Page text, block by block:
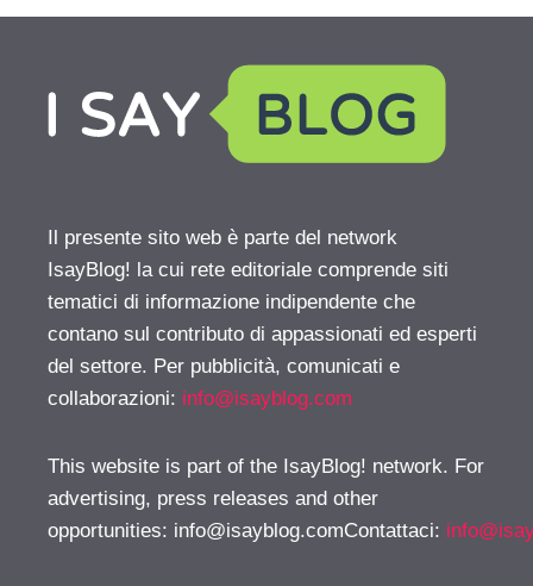
Il presente sito web è parte del network
IsayBlog! la cui rete editoriale comprende siti
tematici di informazione indipendente che
contano sul contributo di appassionati ed esperti
del settore. Per pubblicità, comunicati e
collaborazioni: info@isayblog.com
This website is part of the IsayBlog! network. For
advertising, press releases and other
opportunities: info@isayblog.comContattaci: